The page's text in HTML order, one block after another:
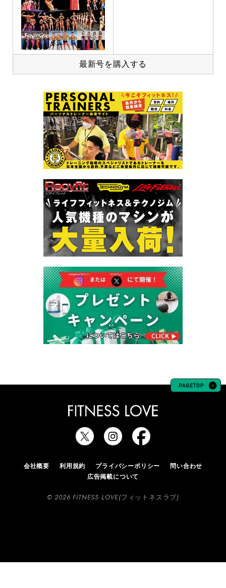
最新号を購入する
会社概要 利用規約 プライバシーポリシー
問い合わせ
広告掲載について
© 2026 FITNESS LOVE(フィットネスラブ)